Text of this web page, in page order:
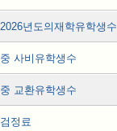
2026년도의재학유학생수
중 사비유학생수
중 교환유학생수
검정료